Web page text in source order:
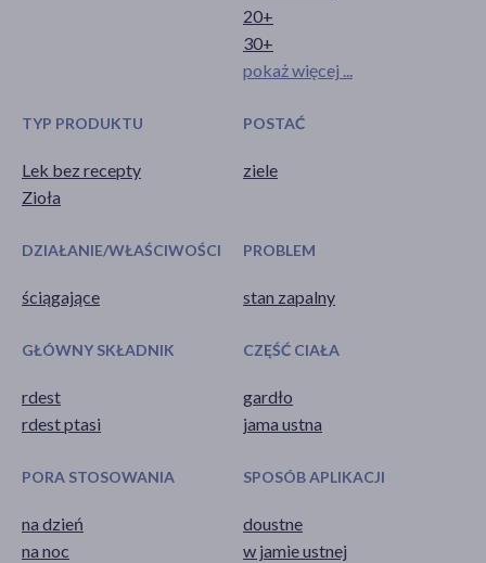
20+
30+
pokaż więcej ...
TYP PRODUKTU
Lek bez recepty
Zioła
POSTAĆ
ziele
DZIAŁANIE/WŁAŚCIWOŚCI
ściągające
PROBLEM
stan zapalny
GŁÓWNY SKŁADNIK
rdest
rdest ptasi
CZĘŚĆ CIAŁA
gardło
jama ustna
PORA STOSOWANIA
na dzień
na noc
SPOSÓB APLIKACJI
doustne
w jamie ustnej